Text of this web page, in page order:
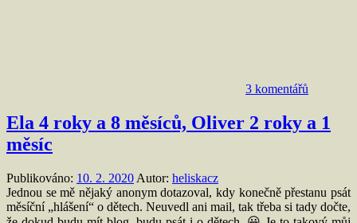
3 komentářů
Ela 4 roky a 8 měsíců, Oliver 2 roky a 1
měsíc
Publikováno: 10. 2. 2020 Autor: heliskacz
Jednou se mě nějaký anonym dotazoval, kdy konečně přestanu psát
měsíční „hlášení“ o dětech. Neuvedl ani mail, tak třeba si tady dočte,